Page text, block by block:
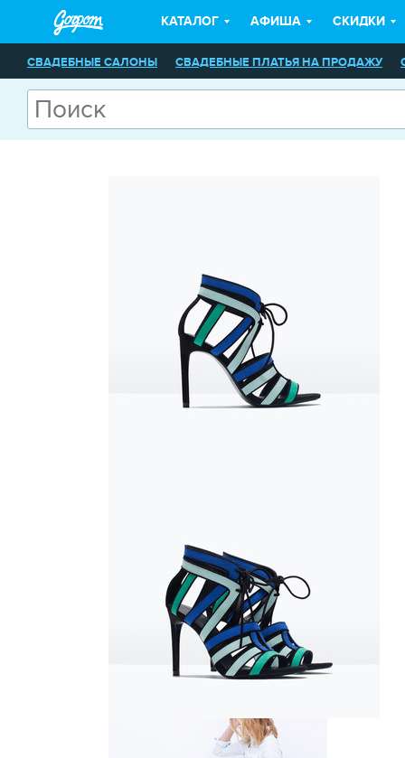
КАТАЛОГ АФИША СКИДКИ
СВАДЕБНЫЕ САЛОНЫ СВАДЕБНЫЕ ПЛАТЬЯ НА ПРОДАЖУ
ПРАЗДНИЧНЫЕ АГЕНТСТВА
ПРОКАТ АВТОМОБИЛЕЙ ФОТОГРАФЫ ВИДЕОСЪЕМКА